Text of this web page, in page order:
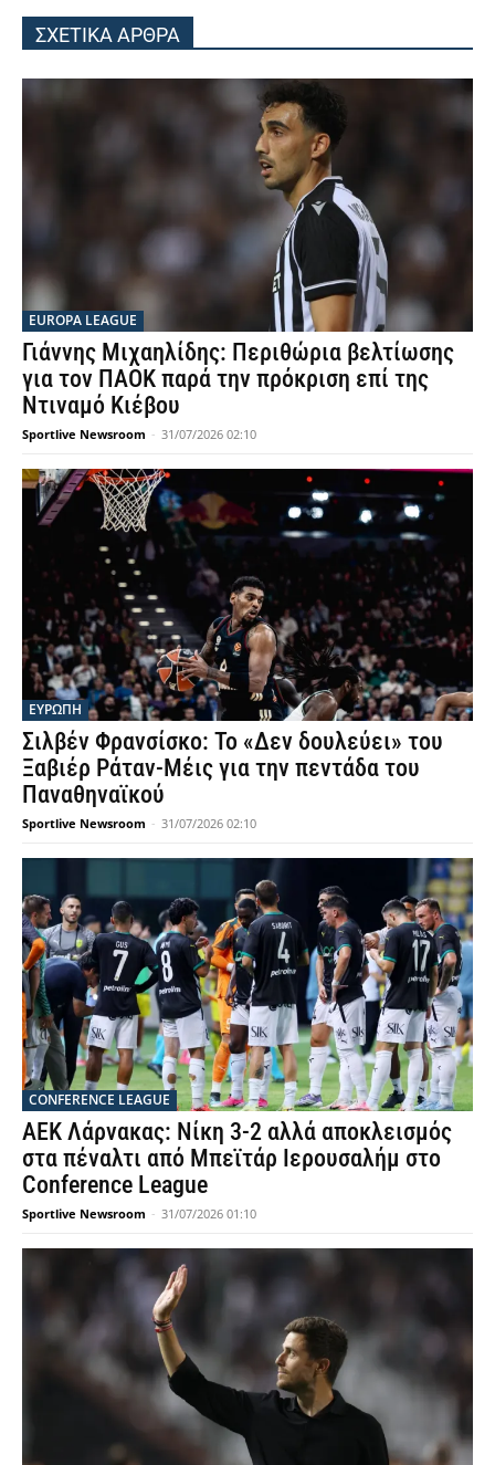
ΣΧΕΤΙΚΑ ΑΡΘΡΑ
EUROPA LEAGUE
Γιάννης Μιχαηλίδης: Περιθώρια βελτίωσης
για τον ΠΑΟΚ παρά την πρόκριση επί της
Ντιναμό Κιέβου
Sportlive Newsroom - 31/07/2026 02:10
ΕΥΡΩΠΗ
Σιλβέν Φρανσίσκο: Το «Δεν δουλεύει» του
Ξαβιέρ Ράταν-Μέις για την πεντάδα του
Παναθηναϊκού
Sportlive Newsroom - 31/07/2026 02:10
CONFERENCE LEAGUE
ΑΕΚ Λάρνακας: Νίκη 3-2 αλλά αποκλεισμός
στα πέναλτι από Μπεϊτάρ Ιερουσαλήμ στο
Conference League
Sportlive Newsroom - 31/07/2026 01:10